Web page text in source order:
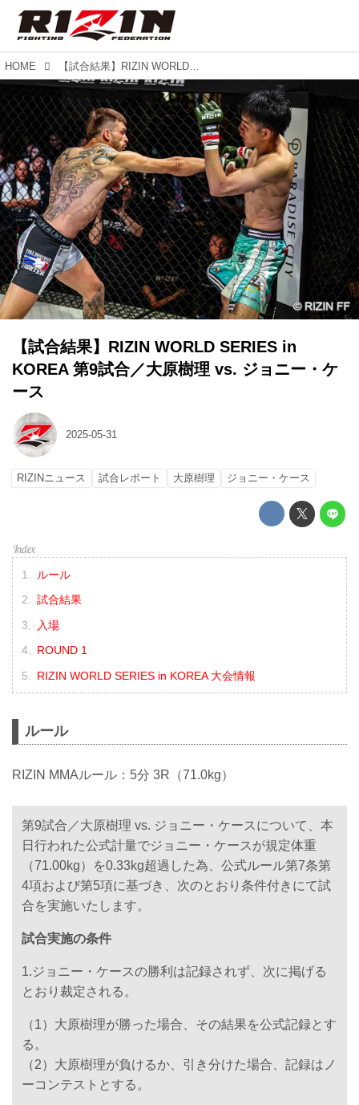
HOME 【試合結果】RIZIN WORLD SERIES in KOREA 第9試合／大原樹理 vs. ジョニー・ケース
【試合結果】RIZIN WORLD SERIES in
KOREA 第9試合／大原樹理 vs. ジョニー・ケ
ース
2025-05-31
RIZINニュース 試合レポート 大原樹理 ジョニー・ケース
ルール
試合結果
入場
ROUND 1
RIZIN WORLD SERIES in KOREA 大会情報
ルール
RIZIN MMAルール：5分 3R（71.0kg）
第9試合／大原樹理 vs. ジョニー・ケースについて、本
日行われた公式計量でジョニー・ケースが規定体重
（71.00kg）を0.33kg超過した為、公式ルール第7条第
4項および第5項に基づき、次のとおり条件付きにて試
合を実施いたします。
試合実施の条件
1.ジョニー・ケースの勝利は記録されず、次に掲げる
とおり裁定される。
（1）大原樹理が勝った場合、その結果を公式記録とす
る。
（2）大原樹理が負けるか、引き分けた場合、記録はノ
ーコンテストとする。